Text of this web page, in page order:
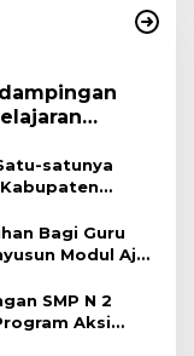
satunya
Bagi Guru
Modul Ajar
SMP N 2
Aksi